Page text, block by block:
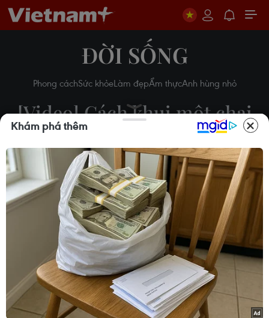
ĐỜI SỐNG
Phong cáchSức khỏeLàm đẹpẨm thựcAnh hùng nhỏ
[Video] Cách khui một chai
vang khi bạn không có dụng
cụ mở
27/04/2018 23:43
Theo dõi VietnamPlus
Một bữa tiệc vui vẻ với những chai rượu vang sóng
sánh đã sẵn sàng nhưng bạn không thể tìm thấy
Khám phá thêm